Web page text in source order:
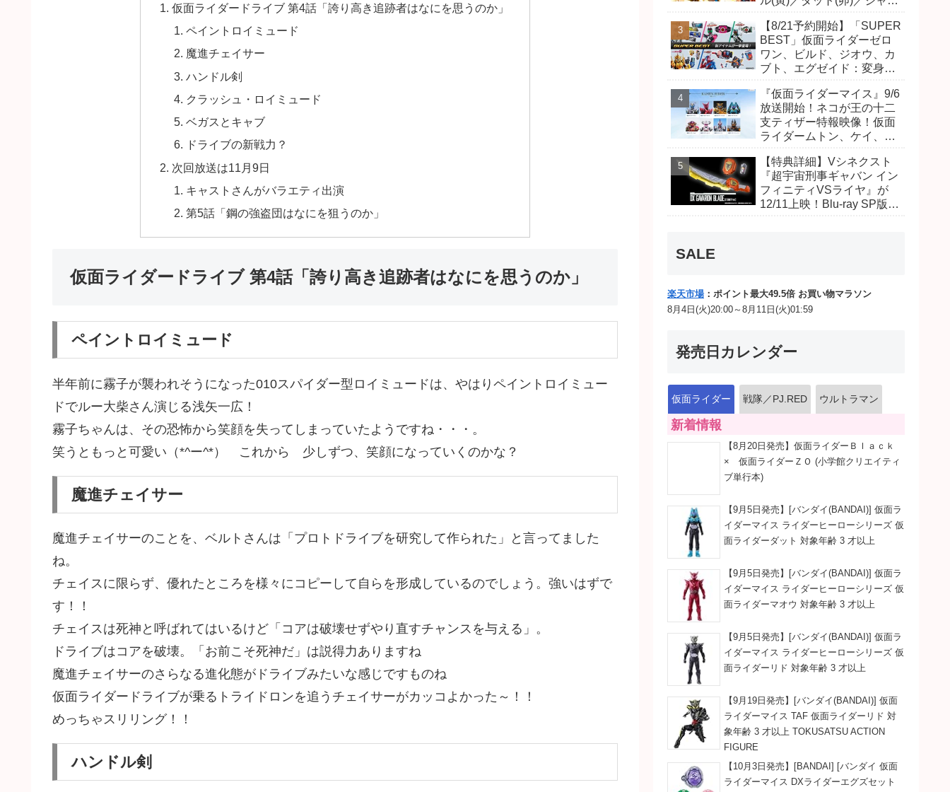
仮面ライダードライブ 第4話「誇り高き追跡者はなにを思うのか」
ペイントロイミュード
魔進チェイサー
ハンドル剣
クラッシュ・ロイミュード
ベガスとキャブ
ドライブの新戦力？
次回放送は11月9日
キャストさんがバラエティ出演
第5話「鋼の強盗団はなにを狙うのか」
仮面ライダードライブ 第4話「誇り高き追跡者はなにを思うのか」
ペイントロイミュード
半年前に霧子が襲われそうになった010スパイダー型ロイミュードは、やはりペイントロイミュー
ドでルー大柴さん演じる浅矢一広！
霧子ちゃんは、その恐怖から笑顔を失ってしまっていたようですね・・・。
笑うともっと可愛い（*^ー^*） これから 少しずつ、笑顔になっていくのかな？
魔進チェイサー
魔進チェイサーのことを、ベルトさんは「プロトドライブを研究して作られた」と言ってました
ね。
チェイスに限らず、優れたところを様々にコピーして自らを形成しているのでしょう。強いはずで
す！！
チェイスは死神と呼ばれてはいるけど「コアは破壊せずやり直すチャンスを与える」。
ドライブはコアを破壊。「お前こそ死神だ」は説得力ありますね
魔進チェイサーのさらなる進化態がドライブみたいな感じですものね
仮面ライダードライブが乗るトライドロンを追うチェイサーがカッコよかった～！！
めっちゃスリリング！！
ハンドル剣
尾達臣のキャストが発表！
トリガーのアキト金子隼也
さんも変身！
【8/21予約開始】「SUPER
BEST」仮面ライダーゼロ
ワン、ビルド、ジオウ、カ
ブト、エグゼイド：変身ベ
ー、DXネオディケイドライ
バー、DXホッパーゼクター
ほか12点！
『仮面ライダーマイス』9/6
放送開始！ネコが王の十二
支ティザー特報映像！仮面
ライダームトン、ケイ、ヴ
開！ライダーは子丑寅卯辰
巳午未申酉戌亥猫猫の14
人⁉
【特典詳細】Vシネクスト
『超宇宙刑事ギャバン イン
フィニティVSライヤ』が
12/11上映！Blu-ray SP版は
SALE
楽天市場 ：ポイント最大49.5倍 お買い物マラソン
8月4日(火)20:00～8月11日(火)01:59
発売日カレンダー
仮面ライダー 戦隊／PJ.RED ウルトラマン
新着情報
【8月20日発売】仮面ライダーＢｌａｃｋ
× 仮面ライダーＺＯ (小学館クリエイティ
ブ単行本)
【9月5日発売】[バンダイ(BANDAI)] 仮面ラ
イダーマイス ライダーヒーローシリーズ 仮
面ライダーダット 対象年齢 3 才以上
【9月5日発売】[バンダイ(BANDAI)] 仮面ラ
イダーマイス ライダーヒーローシリーズ 仮
面ライダーマオウ 対象年齢 3 才以上
【9月5日発売】[バンダイ(BANDAI)] 仮面ラ
イダーマイス ライダーヒーローシリーズ 仮
面ライダーリド 対象年齢 3 才以上
【9月19日発売】[バンダイ(BANDAI)] 仮面
ライダーマイス TAF 仮面ライダーリド 対
象年齢 3 才以上 TOKUSATSU ACTION
FIGURE
【10月3日発売】[BANDAI] [バンダイ 仮面
ライダーマイス DXライダーエグズセット